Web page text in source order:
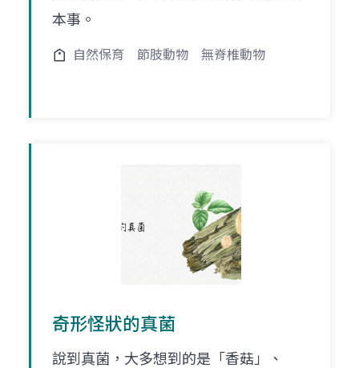
本事。
自然保育 節肢動物 無脊椎動物
奇形怪狀的真菌
說到真菌，大多想到的是「香菇」、